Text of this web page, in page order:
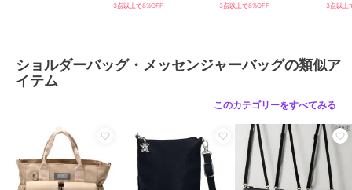
3点以上で8%OFF 3点以上で8%OFF 3点以上
ショルダーバッグ・メッセンジャーバッグの類似ア
イテム
このカテゴリーをすべてみる